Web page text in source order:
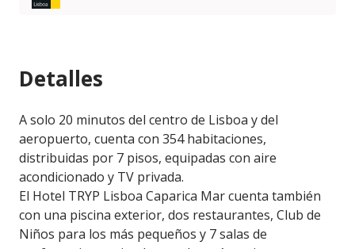
Detalles
A solo 20 minutos del centro de Lisboa y del
aeropuerto, cuenta con 354 habitaciones,
distribuidas por 7 pisos, equipadas con aire
acondicionado y TV privada.
El Hotel TRYP Lisboa Caparica Mar cuenta también
con una piscina exterior, dos restaurantes, Club de
Niños para los más pequeños y 7 salas de